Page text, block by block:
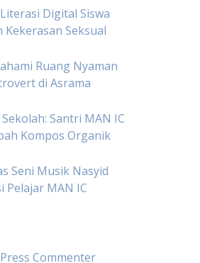
Digital Siswa
Kekerasan Seksual
Ruang Nyaman
di Asrama
Santri MAN IC
Kompos Organik
Seni Musik Nasyid
Pelajar MAN IC
Commenter